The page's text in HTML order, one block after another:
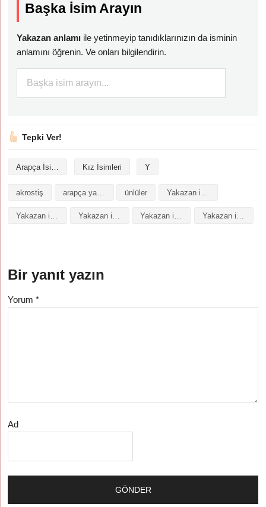
Başka İsim Arayın
Yakazan anlamı ile yetinmeyip tanıdıklarınızın da isminin
anlamını öğrenin. Ve onları bilgilendirin.
Tepki Ver!
Arapça İsimler Kız İsimleri Y
akrostiş arapça yazılışı ünlüler
Yakazan isminin anlamı Yakazan isminin baş harfleriyle şiir Yakazan isminin kökeni Yakazan isminin numerolojisi
Bir yanıt yazın
Yorum*
Ad